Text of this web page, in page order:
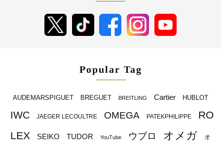
Popular Tag
AUDEMARSPIGUET BREGUET BREITLING Cartier HUBLOT
IWC JAEGER LECOULTRE OMEGA PATEKPHILIPPE
RO
LEX
SEIKO TUDOR YouTube ウブロ オメガ オ